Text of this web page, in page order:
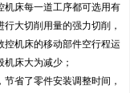
机床每一道工序都可选用有
大切削用量的强力切削，
控机床的移动部件空行程运
床大为减少；
省了零件安装调整时间，